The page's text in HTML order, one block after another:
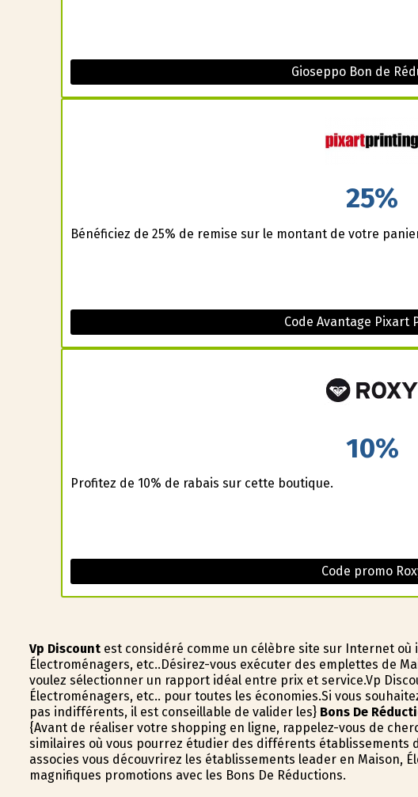
Gioseppo Bon de
25%
Bénéficiez de 25% de remise sur le montant de votre
Code Avantage Pixart
10%
Profitez de 10% de rabais sur cette boutique.
Code promo
Vp Discountest considéré comme un célèbre site sur Internet où
Électroménagers, etc..Désirez-vous exécuter des emplettes de
voulez sélectionner un rapport idéal entre prix et service.Vp
Électroménagers, etc.. pour toutes les économies.Si vous
pas indifférents, il est conseillable de valider les} Bons De
{Avant de réaliser votre shopping en ligne, rappelez-vous de
similaires où vous pourrez étudier des différents établissements
associes vous découvrirez les établissements leader en Maison,
magnifiques promotions avec les Bons De Réductions.